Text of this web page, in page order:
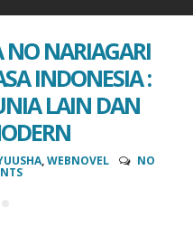
NARIAGARI
INDONESIA :
LAIN DAN
,WEBNOVEL NO